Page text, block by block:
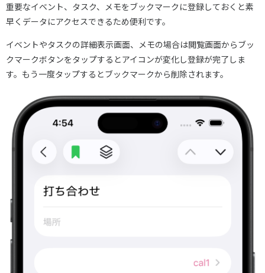
重要なイベント、タスク、メモをブックマークに登録しておくと素
早くデータにアクセスできるため便利です。
イベントやタスクの詳細表示画面、メモの場合は閲覧画面からブッ
クマークボタンをタップするとアイコンが変化し登録が完了しま
す。もう一度タップするとブックマークから削除されます。